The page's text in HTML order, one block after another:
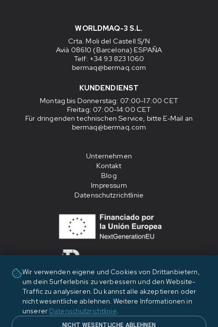
WORLDMAQ-3 S.L.
Crta. Moli del Castell S/N
Avià 08610 (Barcelona) ESPAÑA
Telf: +34 93 823 1060
bermaq@bermaq.com
KUNDENDIENST
Montag bis Donnerstag: 07:00-17:00 CET
Freitag: 07:00-14:00 CET
Für dringenden technischen Service, bitte E-Mail an
bermaq@bermaq.com
Unternehmen
Kontakt
Blog
Impressum
Datenschutzrichtlinie
«Financiado por la Unión Europea - NextGenerationEU»
Wir verwenden eigene und Cookies von Drittanbietern,
um dein Surferlebnis zu verbessern und den Website-
Traffic zu analysieren. Du kannst alle akzeptieren oder
nicht wesentliche ablehnen. Weitere Informationen in
unserer Datenschutzrichtlinie.
NICHT WESENTLICHE ABLEHNEN